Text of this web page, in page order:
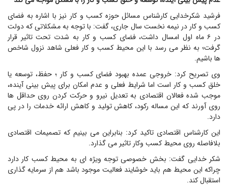
فرشید شکرخدایی کارشناس مسائل حوزه کسب و کار نیز با اشاره به فضای
کسب و کار در نیمه نخست سال جاری، گفت: با توجه به مشکلاتی که دولت
در ۶ ماه اول امسال داشت، فضای کسب و کار به شدت تحت تاثیر قرار
گرفت؛ به نظر می رسد با این محیط کسب و کار فعلی شاهد نزول شاخص
ها باشیم.
وی تصریح کرد: خروجی عمده بهبود فضای کسب و کار ؛ حفظ، توسعه یا
خلق کسب و کار است اما شرایط فعلی و عدم امکان برای پیش بینی آینده،
موجب شده فعالان اقتصادی به تعدیل نیرو و حرکت کردن روی حداقل ها
روی آورند که این مساله رکود، کاهش تولید و کاهش ارائه خدمات را در پی
دارد.
این کارشناس اقتصادی تاکید کرد: بنابراین می بینیم که تصمیمات اقتصادی
بلافاصله روی محیط کسب وکار تاثیر می گذارد.
شکر خدایی گفت: بخش خصوصی توجه ویژه ای به محیط کسب کار دارد
چراکه این محیط هم باید خوشایند فعالیت موجود باشد هم از سرمایه گذاری
استقبال کند.